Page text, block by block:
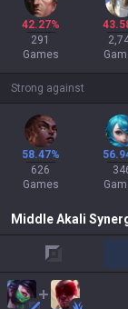
42.27%
291
Games
Strong against
58.47%
626
Games
MiddleAkali